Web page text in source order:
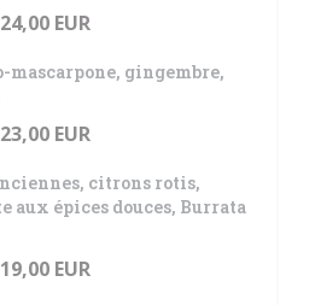
24,00 EUR
mascarpone, gingembre,
23,00 EUR
citrons rotis,
aux épices douces, Burrata
19,00 EUR